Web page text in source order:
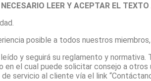
LEER Y ACEPTAR EL
posible a todos nuestros
y seguirá su reglamento y
el cual puede solicitar consejo a
servicio al cliente vía el link